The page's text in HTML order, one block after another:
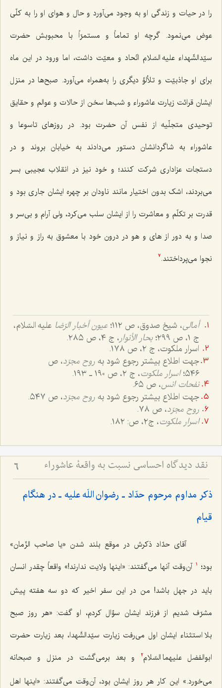
را در حیات و زندگی او به وجود می‌آورد و حال و هوای او را به کلّی
عوض می‌نمود. گرچه او تماماً و مستمرّاً با محبوبش حضرت
سیّدالشّهداء علیه السّلام اتّحاد و معیّت داشت، اما ورود در این ماه
برای او جاذبیّت و تلألؤ دیگری را به‌همراه می‌آورد. صبح‌ها در منزل
ایشان قرائت زیارت عاشوراء و شب‌ها سخن از حالات و عوالم و حقایق
توحیدی متجلّیه از نفس آن حضرت بود. در روزهای تاسوعا و
عاشوراء به شاگردانشان دستور می‌دادند به خیابان بروند و در
دستجات عزاداری شرکت کنند؛ و خود نیز در انقلاب عجیبی بسر
می‌بردند، اشک بدون اختیار مانند ناودان بر چهره ایشان جاری بود و
قدرت بر تکلّم و معاشرت را از ایشان سلب می‌کرد، ولی آرام و بی‌سر و
صدا و به دور از های و هو در درون خود با معشوق به راز و نیاز و
نجوا می‌پرداختند.7
أمالی، شیخ صدوق، ص ١١٢؛ عیون أخبار الرّضا علیه السّلام،
ج ١، ص ٢٩٩؛
بحار الأنوار، ج ٤، ص ٢٨٥.
اسرار ملکوت، ج ٢، ص ١٧٨.
جهت اطلاع بیشتر رجوع شود به روح مجرّد، ص
٥٤٦؛ اسرار ملکوت، ج ٢، ص ١٩٠ ـ ١٩٣.
نفحات انس، ص ٦٥.
جهت اطلاع بیشتر رجوع شود به روح مجرّد، ص ٥٤٧.
روح مجرّد، ص ٧٨.
اسرار ملکوت، ج‌٢، ص: ١٨٢.
نقد دیدگاه احساسی نسبت به واقعۀ عاشوراء 6
ذکر مداوم مرحوم حدّاد ـ رضوان اللَه علیه ـ در هنگام
قیام‌
آقای حدّاد ذکرش در موقع بلند شدن «یا صاحب الزّمان»
بود؛
1 آن‌وقت آنها می‌گفتند: «اینها ولایت ندارند!» واقعاً چقدر انسان
باید در جهل باشد! من در این سفر اخیر که دو سه هفته پیش
مشرّف شدیم از فرزند ایشان سؤال کردم، او گفت: «هر روز صبح
بلا استثناء ایشان اول می‌رفت زیارت سیّدالشّهدا، بعد زیارت حضرت
ابوالفضل علیهما السّلام‌2
و بعد برمی‌گشت در منزل و صبحانه
می‌خورد.» این کار هر روز ایشان بود، آن‌وقت می‌گفتند: «اینها اهل